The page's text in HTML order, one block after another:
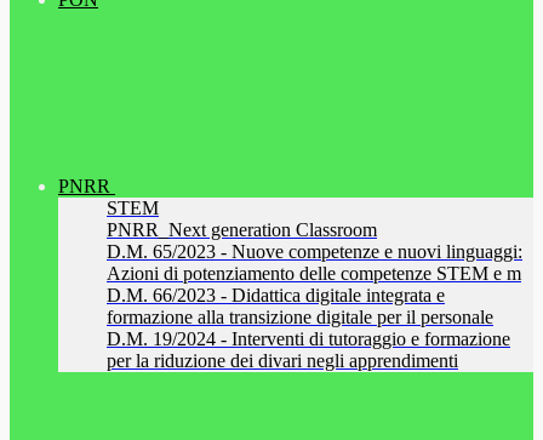
PNRR
STEM
PNRR_Next generation Classroom
D.M. 65/2023 - Nuove competenze e nuovi linguaggi:
Azioni di potenziamento delle competenze STEM e m
D.M. 66/2023 - Didattica digitale integrata e
formazione alla transizione digitale per il personale
D.M. 19/2024 - Interventi di tutoraggio e formazione
per la riduzione dei divari negli apprendimenti